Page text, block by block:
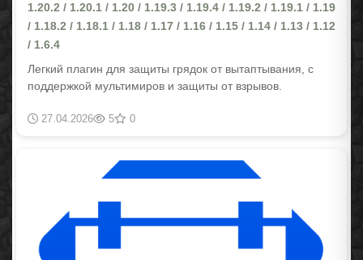
1.20.2 / 1.20.1 / 1.20 / 1.19.3 / 1.19.4 / 1.19.2 / 1.19.1 / 1.19
/ 1.18.2 / 1.18.1 / 1.18 / 1.17 / 1.16 / 1.15 / 1.14 / 1.13 / 1.12
/ 1.6.4
Легкий плагин для защиты грядок от вытаптывания, с
поддержкой мультимиров и защиты от взрывов.
27.04.2026 5 0